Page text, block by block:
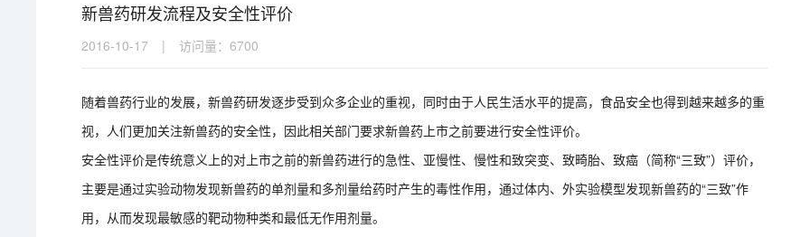
新兽药研发流程及安全性评价
2016-10-17 | 访问量：6700
随着兽药行业的发展，新兽药研发逐步受到众多企业的重视，同时由于人民生活水平的提高，食品安全也得到越来越多的重
视，人们更加关注新兽药的安全性，因此相关部门要求新兽药上市之前要进行安全性评价。
安全性评价是传统意义上的对上市之前的新兽药进行的急性、亚慢性、慢性和致突变、致畸胎、致癌（简称“三致”）评价，
主要是通过实验动物发现新兽药的单剂量和多剂量给药时产生的毒性作用，通过体内、外实验模型发现新兽药的“三致”作
用，从而发现最敏感的靶动物种类和最低无作用剂量。